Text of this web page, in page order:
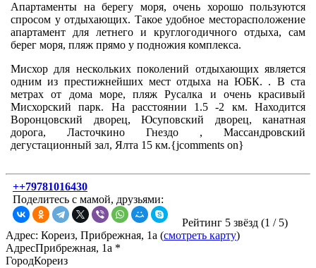
Апартаменты на берегу моря, очень хорошо пользуются
спросом у отдыхающих. Такое удобное месторасположение
апартамент для летнего и круглогодичного отдыха, сам
берег моря, пляж прямо у подножия комплекса.
Мисхор для нескольких поколений отдыхающих является
одним из престижнейших мест отдыха на ЮБК. . В ста
метрах от дома море, пляж Русалка и очень красивый
Мисхорский парк. На расстоянии 1.5 -2 км. Находится
Воронцовский дворец, Юсуповский дворец, канатная
дорога, Ласточкино Гнездо , Массандровский
дегустационный зал, Ялта 15 км.{jcomments on}
++79781016430
Поделитесь с мамой, друзьями:
Рейтинг 5 звёзд (1 / 5)
Адрес: Кореиз, Прибрежная, 1а (смотреть карту)
АдресПрибрежная, 1а *
ГородКореиз